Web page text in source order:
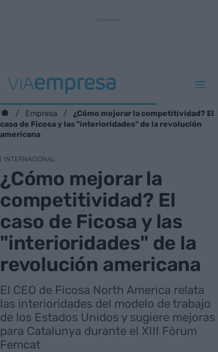
Empresa
¿Cómo mejorar la competitividad? El
caso de Ficosa y las "interioridades" de la revolución
americana
INTERNACIONAL
¿Cómo mejorar la
competitividad? El
caso de Ficosa y las
"interioridades" de la
revolución americana
El CEO de Ficosa North America relata
las interioridades del modelo de trabajo
de los Estados Unidos y sugiere mejoras
para Catalunya durante el XIII Fòrum
Femcat